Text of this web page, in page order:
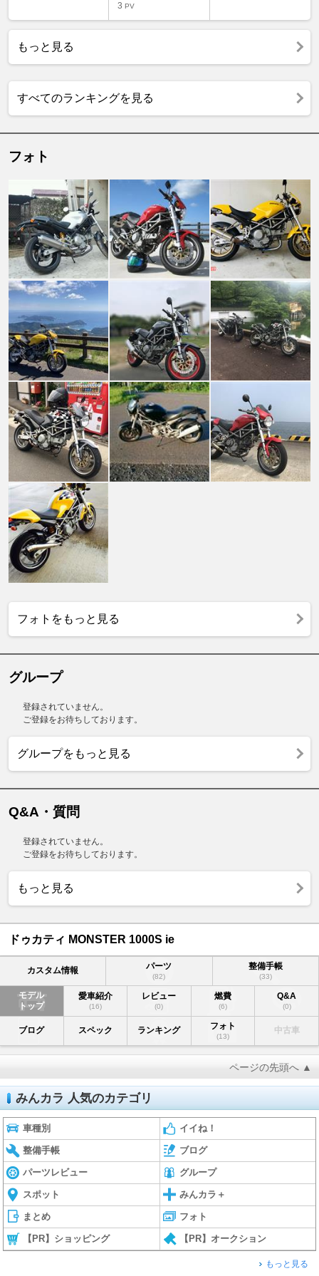
3PV
もっと見る
すべてのランキングを見る
フォト
フォトをもっと見る
グループ
登録されていません。
ご登録をお待ちしております。
グループをもっと見る
Q&A・質問
登録されていません。
ご登録をお待ちしております。
もっと見る
ドゥカティ MONSTER 1000S ie
カスタム情報 パーツ
(82)
整備手帳
(33)
モデル
トップ
愛車紹介
(16)
レビュー
(0)
燃費
(6)
Q&A
(0)
ブログ スペック ランキング フォト
(13)
中古車
ページの先頭へ ▲
みんカラ 人気のカテゴリ
車種別 イイね！
整備手帳 ブログ
パーツレビュー グループ
スポット みんカラ＋
まとめ フォト
【PR】ショッピング 【PR】オークション
もっと見る